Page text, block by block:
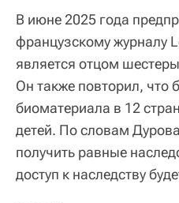
В июне 2025 года
французскому журналу
является отцом
Он также повторил, что
биоматериала в 12
детей. По словам
получить равные
доступ к наследству